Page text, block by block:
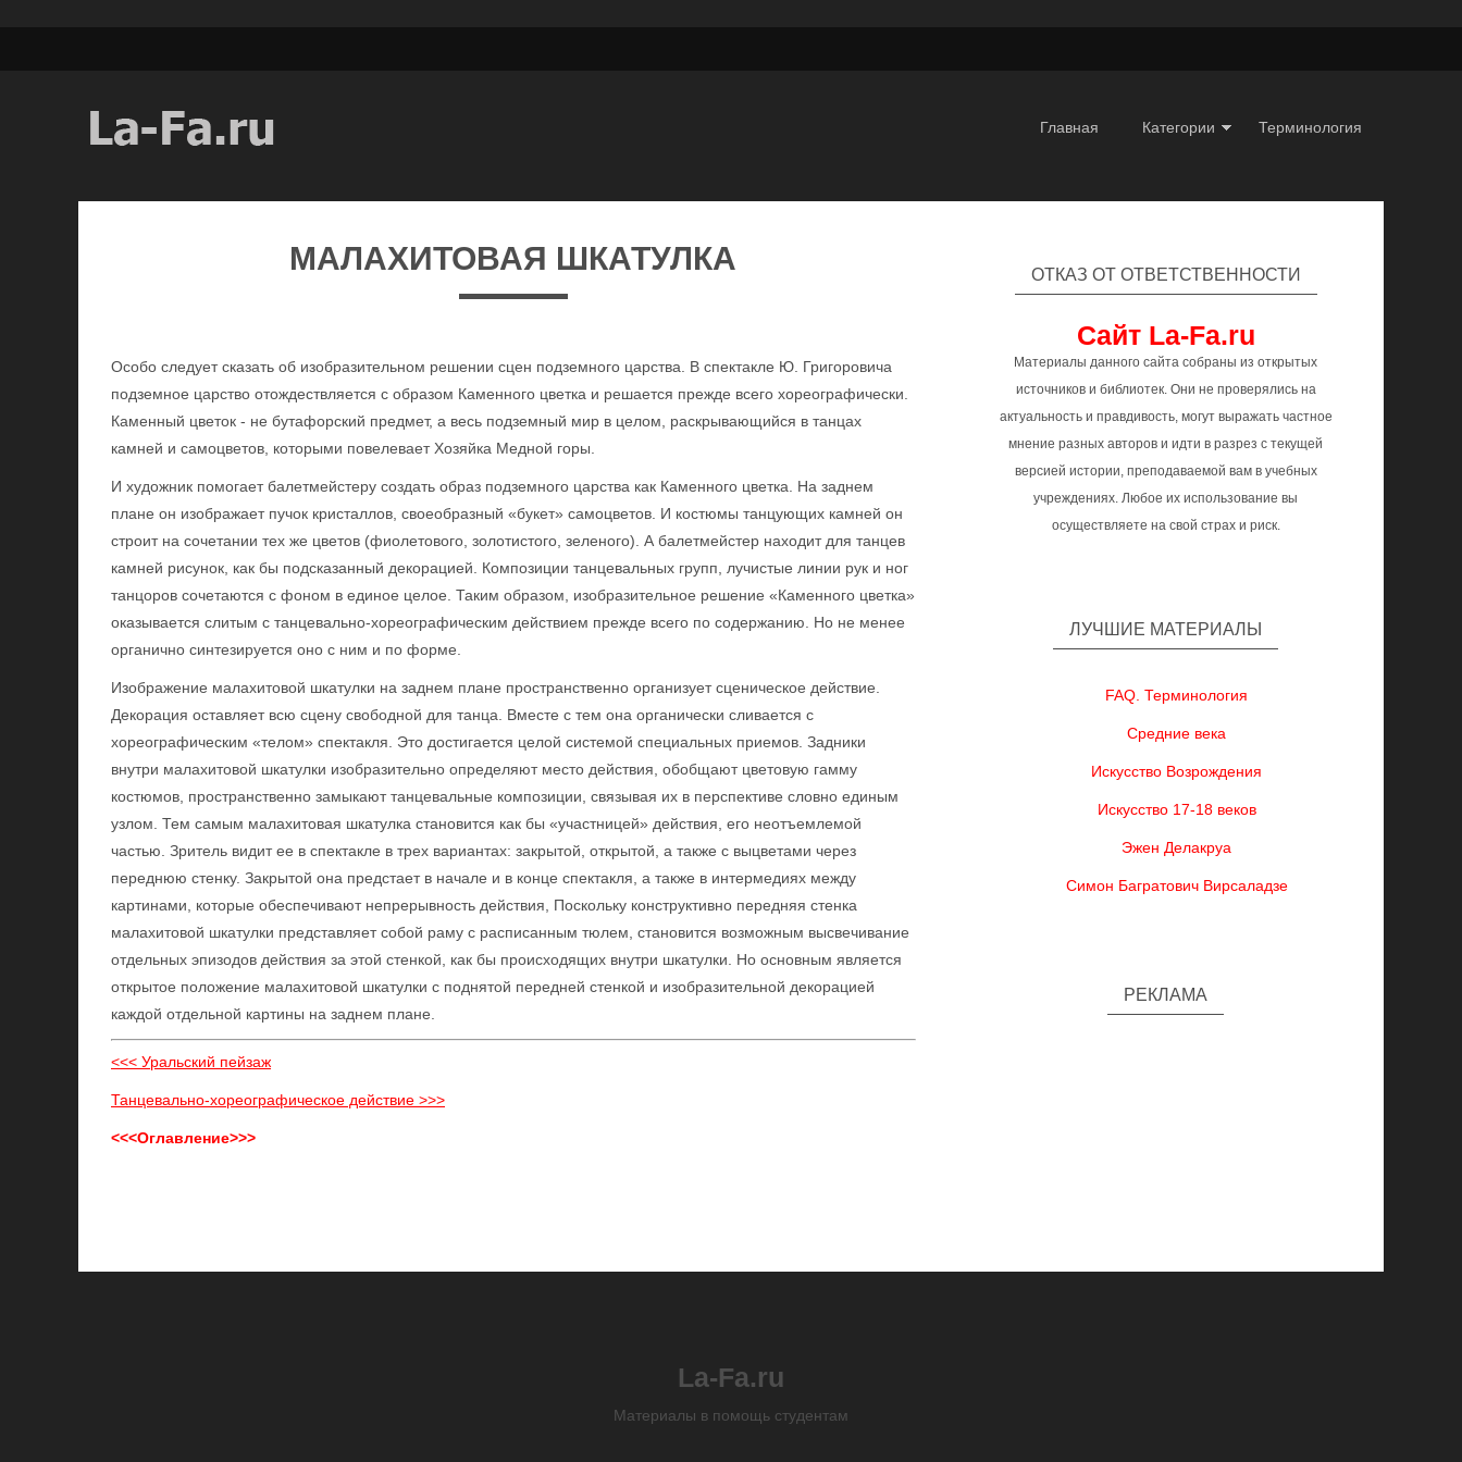
Главная Категории Терминология
МАЛАХИТОВАЯ ШКАТУЛКА
Особо следует сказать об изобразительном решении сцен подземного царства. В спектакле Ю. Григоровича
подземное царство отождествляется с образом Каменного цветка и решается прежде всего хореографически.
Каменный цветок - не бутафорский предмет, а весь подземный мир в целом, раскрывающийся в танцах
камней и самоцветов, которыми повелевает Хозяйка Медной горы.
И художник помогает балетмейстеру создать образ подземного царства как Каменного цветка. На заднем
плане он изображает пучок кристаллов, своеобразный «букет» самоцветов. И костюмы танцующих камней он
строит на сочетании тех же цветов (фиолетового, золотистого, зеленого). А балетмейстер находит для танцев
камней рисунок, как бы подсказанный декорацией. Композиции танцевальных групп, лучистые линии рук и ног
танцоров сочетаются с фоном в единое целое. Таким образом, изобразительное решение «Каменного цветка»
оказывается слитым с танцевально-хореографическим действием прежде всего по содержанию. Но не менее
органично синтезируется оно с ним и по форме.
Изображение малахитовой шкатулки на заднем плане пространственно организует сценическое действие.
Декорация оставляет всю сцену свободной для танца. Вместе с тем она органически сливается с
хореографическим «телом» спектакля. Это достигается целой системой специальных приемов. Задники
внутри малахитовой шкатулки изобразительно определяют место действия, обобщают цветовую гамму
костюмов, пространственно замыкают танцевальные композиции, связывая их в перспективе словно единым
узлом. Тем самым малахитовая шкатулка становится как бы «участницей» действия, его неотъемлемой
частью. Зритель видит ее в спектакле в трех вариантах: закрытой, открытой, а также с выцветами через
переднюю стенку. Закрытой она предстает в начале и в конце спектакля, а также в интермедиях между
картинами, которые обеспечивают непрерывность действия, Поскольку конструктивно передняя стенка
малахитовой шкатулки представляет собой раму с расписанным тюлем, становится возможным высвечивание
отдельных эпизодов действия за этой стенкой, как бы происходящих внутри шкатулки. Но основным является
открытое положение малахитовой шкатулки с поднятой передней стенкой и изобразительной декорацией
каждой отдельной картины на заднем плане.
<<< Уральский пейзаж
Танцевально-хореографическое действие >>>
<<<Оглавление>>>
ОТКАЗ ОТ ОТВЕТСТВЕННОСТИ
Сайт La-Fa.ru
Материалы данного сайта собраны из открытых
источников и библиотек. Они не проверялись на
актуальность и правдивость, могут выражать частное
мнение разных авторов и идти в разрез с текущей
версией истории, преподаваемой вам в учебных
учреждениях. Любое их использование вы
осуществляете на свой страх и риск.
ЛУЧШИЕ МАТЕРИАЛЫ
FAQ. Терминология
Средние века
Искусство Возрождения
Искусство 17-18 веков
Эжен Делакруа
Симон Багратович Вирсаладзе
РЕКЛАМА
La-Fa.ru
Материалы в помощь студентам